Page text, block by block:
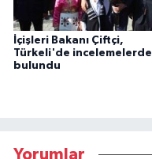
İçişleri Bakanı Çiftçi,
Türkeli'de incelemelerde
bulundu
Yorumlar